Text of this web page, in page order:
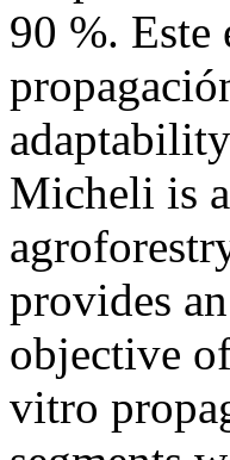
90 %. Este
Micheli is
provides
objective
vitro